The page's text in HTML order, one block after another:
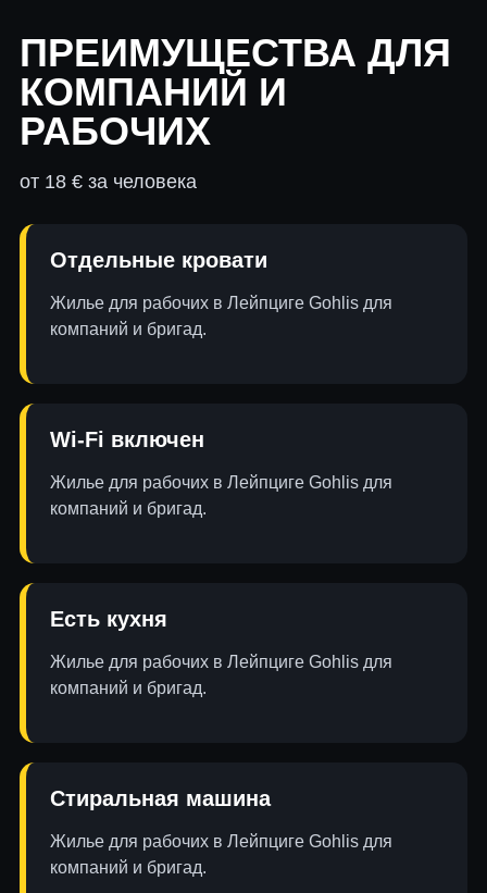
ПРЕИМУЩЕСТВА ДЛЯ
КОМПАНИЙ И
РАБОЧИХ
от 18 € за человека
Отдельные кровати
Жилье для рабочих в Лейпциге Gohlis для
компаний и бригад.
Wi-Fi включен
Жилье для рабочих в Лейпциге Gohlis для
компаний и бригад.
Есть кухня
Жилье для рабочих в Лейпциге Gohlis для
компаний и бригад.
Стиральная машина
Жилье для рабочих в Лейпциге Gohlis для
компаний и бригад.